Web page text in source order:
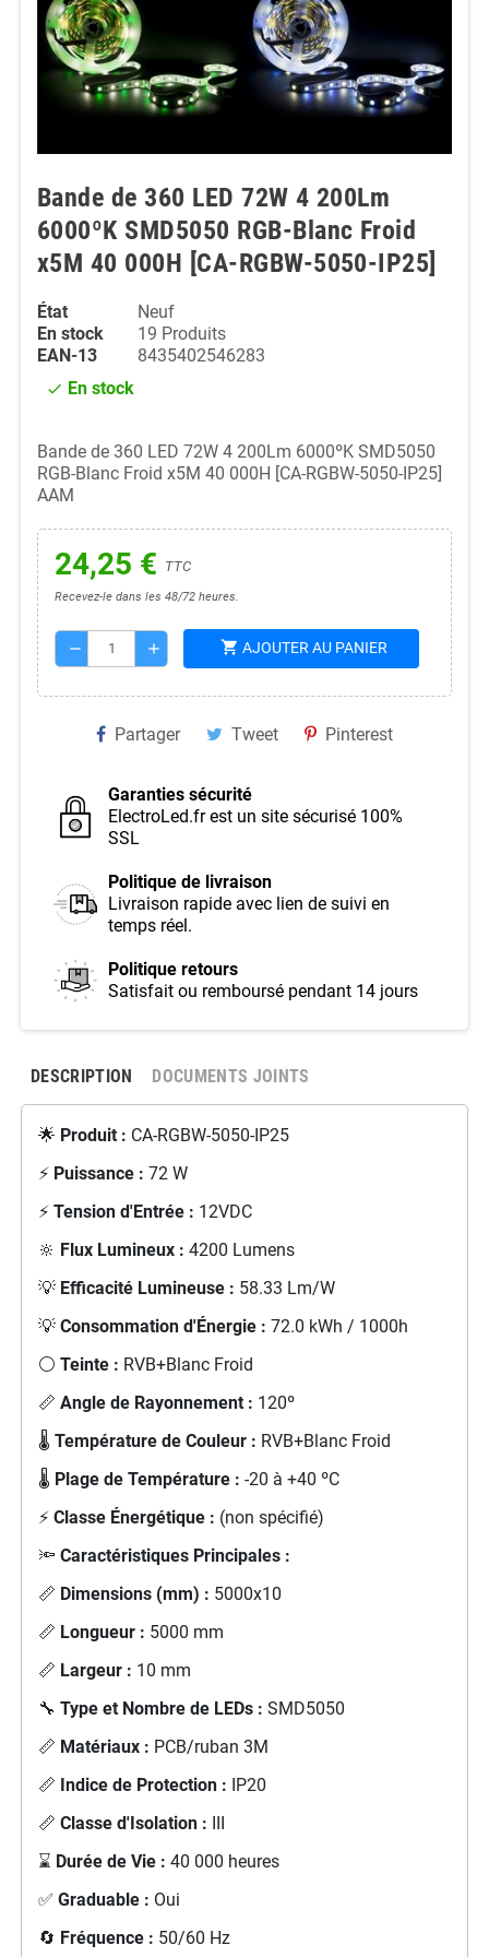
Bande de 360 LED 72W 4 200Lm
6000ºK SMD5050 RGB-Blanc Froid
x5M 40 000H [CA-RGBW-5050-IP25]
État
Neuf
En stock
19 Produits
EAN-13
8435402546283
check En stock
Bande de 360 LED 72W 4 200Lm 6000ºK SMD5050
RGB-Blanc Froid x5M 40 000H [CA-RGBW-5050-IP25]
AAM
24,25 € TTC
Recevez-le dans les 48/72 heures.
remove add shopping_cart AJOUTER AU PANIER
Partager Tweet Pinterest
Garanties sécurité
ElectroLed.fr est un site sécurisé 100%
SSL
Politique de livraison
Livraison rapide avec lien de suivi en
temps réel.
Politique retours
Satisfait ou remboursé pendant 14 jours
DESCRIPTION DOCUMENTS JOINTS
🌟 Produit : CA-RGBW-5050-IP25
⚡ Puissance : 72 W
⚡ Tension d'Entrée : 12VDC
🔆 Flux Lumineux : 4200 Lumens
💡 Efficacité Lumineuse : 58.33 Lm/W
💡 Consommation d'Énergie : 72.0 kWh / 1000h
⚪ Teinte : RVB+Blanc Froid
📏 Angle de Rayonnement : 120º
🌡️ Température de Couleur : RVB+Blanc Froid
🌡️ Plage de Température : -20 à +40 ºC
⚡ Classe Énergétique : (non spécifié)
🔦 Caractéristiques Principales :
📏 Dimensions (mm) : 5000x10
📏 Longueur : 5000 mm
📏 Largeur : 10 mm
🔧 Type et Nombre de LEDs : SMD5050
📏 Matériaux : PCB/ruban 3M
📏 Indice de Protection : IP20
📏 Classe d'Isolation : III
⌛ Durée de Vie : 40 000 heures
✅ Graduable : Oui
🔄 Fréquence : 50/60 Hz